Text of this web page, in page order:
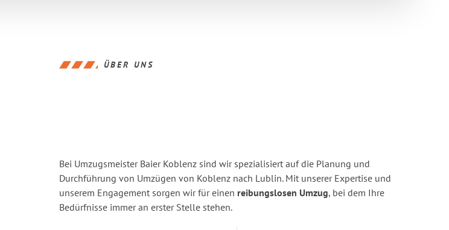
ÜBER UNS
Bei Umzugsmeister Baier Koblenz sind wir spezialisiert auf die Planung und
Durchführung von Umzügen von Koblenz nach Lublin. Mit unserer Expertise und
unserem Engagement sorgen wir für einen reibungslosen Umzug, bei dem Ihre
Bedürfnisse immer an erster Stelle stehen.